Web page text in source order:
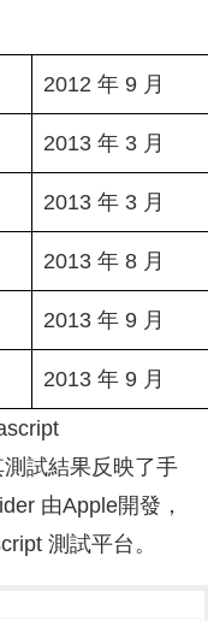
2012 年 9 月
2013 年 3 月
2013 年 3 月
2013 年 8 月
2013 年 9 月
2013 年 9 月
試結果反映了手
由Apple開發，
測試平台。